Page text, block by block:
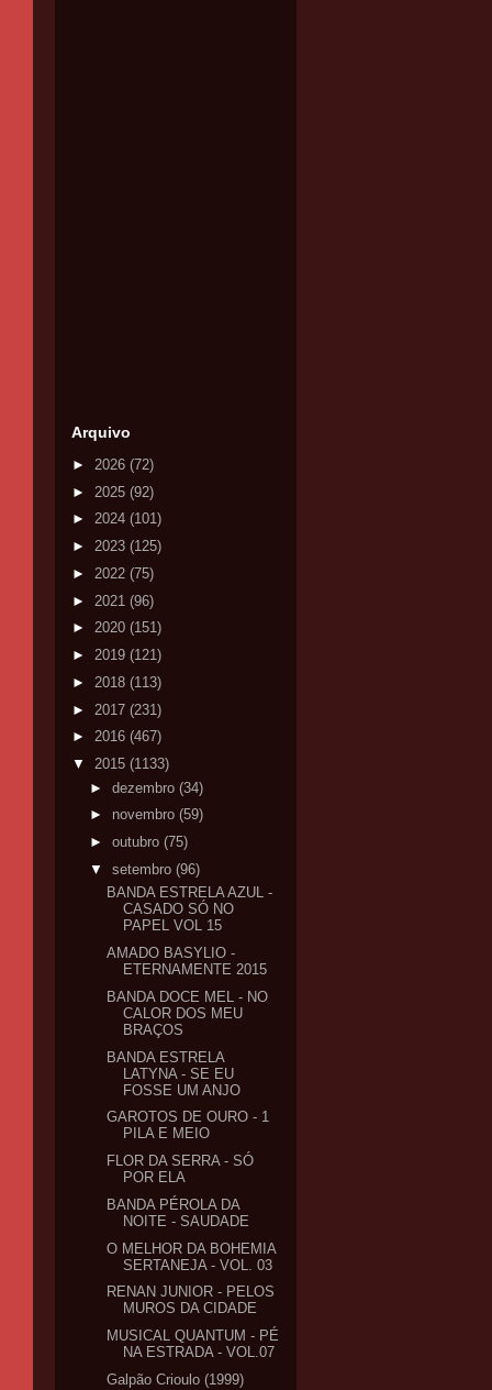
Arquivo
► 2026 (72)
► 2025 (92)
► 2024 (101)
► 2023 (125)
► 2022 (75)
► 2021 (96)
► 2020 (151)
► 2019 (121)
► 2018 (113)
► 2017 (231)
► 2016 (467)
▼ 2015 (1133)
► dezembro (34)
► novembro (59)
► outubro (75)
▼ setembro (96)
BANDA ESTRELA AZUL -
CASADO SÓ NO
PAPEL VOL 15
AMADO BASYLIO -
ETERNAMENTE 2015
BANDA DOCE MEL - NO
CALOR DOS MEU
BRAÇOS
BANDA ESTRELA
LATYNA - SE EU
FOSSE UM ANJO
GAROTOS DE OURO - 1
PILA E MEIO
FLOR DA SERRA - SÓ
POR ELA
BANDA PÉROLA DA
NOITE - SAUDADE
O MELHOR DA BOHEMIA
SERTANEJA - VOL. 03
RENAN JUNIOR - PELOS
MUROS DA CIDADE
MUSICAL QUANTUM - PÉ
NA ESTRADA - VOL.07
Galpão Crioulo (1999)